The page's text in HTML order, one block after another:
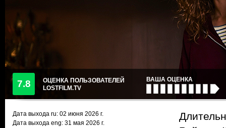
7.8
ОЦЕНКА ПОЛЬЗОВАТЕЛЕЙ
LOSTFILM.TV
ВАША ОЦЕНКА
Дата выхода ru: 02 июня 2026 г.
Дата выхода eng: 31 мая 2026 г.